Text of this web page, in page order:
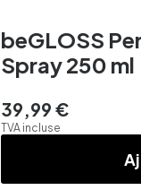
beGLOSS
Spray 250 ml
39,99 €
TVA incluse